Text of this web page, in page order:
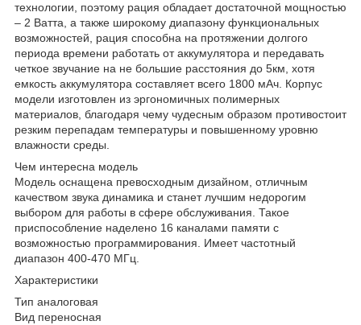
технологии, поэтому рация обладает достаточной мощностью
– 2 Ватта, а также широкому диапазону функциональных
возможностей, рация способна на протяжении долгого
периода времени работать от аккумулятора и передавать
четкое звучание на не большие расстояния до 5км, хотя
емкость аккумулятора составляет всего 1800 мАч. Корпус
модели изготовлен из эргономичных полимерных
материалов, благодаря чему чудесным образом противостоит
резким перепадам температуры и повышенному уровню
влажности среды.
Чем интересна модель
Модель оснащена превосходным дизайном, отличным
качеством звука динамика и станет лучшим недорогим
выбором для работы в сфере обслуживания. Такое
приспособление наделено 16 каналами памяти с
возможностью программирования. Имеет частотный
диапазон 400-470 МГц.
Характеристики
Тип аналоговая
Вид переносная